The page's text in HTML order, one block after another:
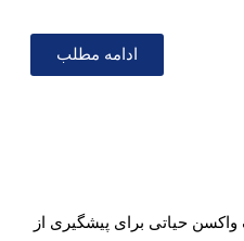
ادامه مطلب
یک واکسن حیاتی برای پیشگیری از